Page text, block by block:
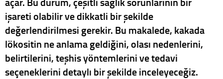
işareti olabilir ve dikkatli bir şekilde
değerlendirilmesi gerekir. Bu makalede, kakada
lökositin ne anlama geldiğini, olası nedenlerini,
belirtilerini, teşhis yöntemlerini ve tedavi
seçeneklerini detaylı bir şekilde inceleyeceğiz.